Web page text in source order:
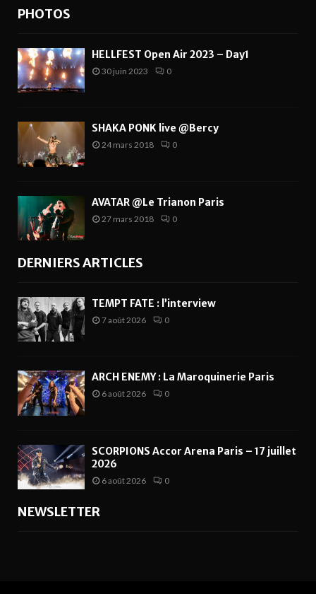
PHOTOS
HELLFEST Open Air 2023 – Day1
30 juin 2023 0
SHAKA PONK live @Bercy
24 mars 2018 0
AVATAR @Le Trianon Paris
27 mars 2018 0
DERNIERS ARTICLES
TEMPT FATE : l’interview
7 août 2026 0
ARCH ENEMY : La Maroquinerie Paris
6 août 2026 0
SCORPIONS Accor Arena Paris – 17 juillet
2026
6 août 2026 0
NEWSLETTER